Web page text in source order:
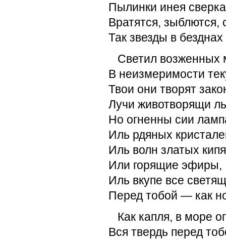
Пылинки инея
Вратятся, зыблются,
Так звезды в
Светил возженных
В неизмеримости
Твои они творят
Лучи животворящи
Но огненны сии
Иль рдяных
Иль волн златых
Или горящие эфиры,
Иль вкупе все
Перед тобой — как
Как капля, в море
Вся твердь перед